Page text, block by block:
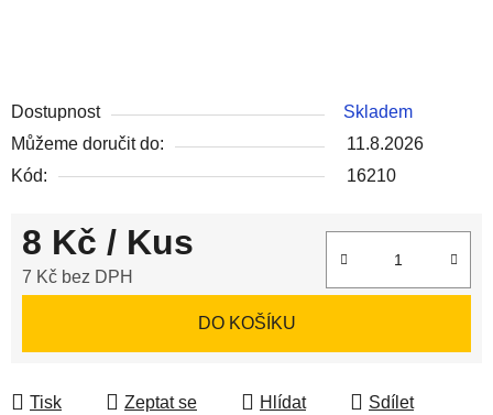
Dostupnost
Skladem
Můžeme doručit do:
11.8.2026
Kód:
16210
8 Kč / Kus
7 Kč bez DPH
DO KOŠÍKU
Tisk Zeptat se Hlídat Sdílet